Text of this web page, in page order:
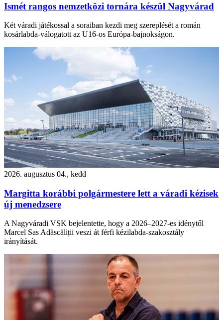
Ismét rangos nemzetközi tornára készül Nagyvárad
Két váradi játékossal a soraiban kezdi meg szereplését a román
kosárlabda-válogatott az U16-os Európa-bajnokságon.
2026. augusztus 04., kedd
Margitta korábbi polgármestere lett a váradi kézisek
új menedzsere
A Nagyváradi VSK bejelentette, hogy a 2026–2027-es idénytől
Marcel Sas Adăscăliții veszi át férfi kézilabda-szakosztály
irányítását.